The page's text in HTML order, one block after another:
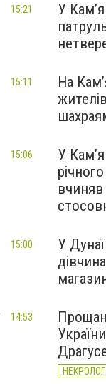
У
15:21
На
15:11
У
15:06
У
15:00
НЕКРОЛОГ
14:53